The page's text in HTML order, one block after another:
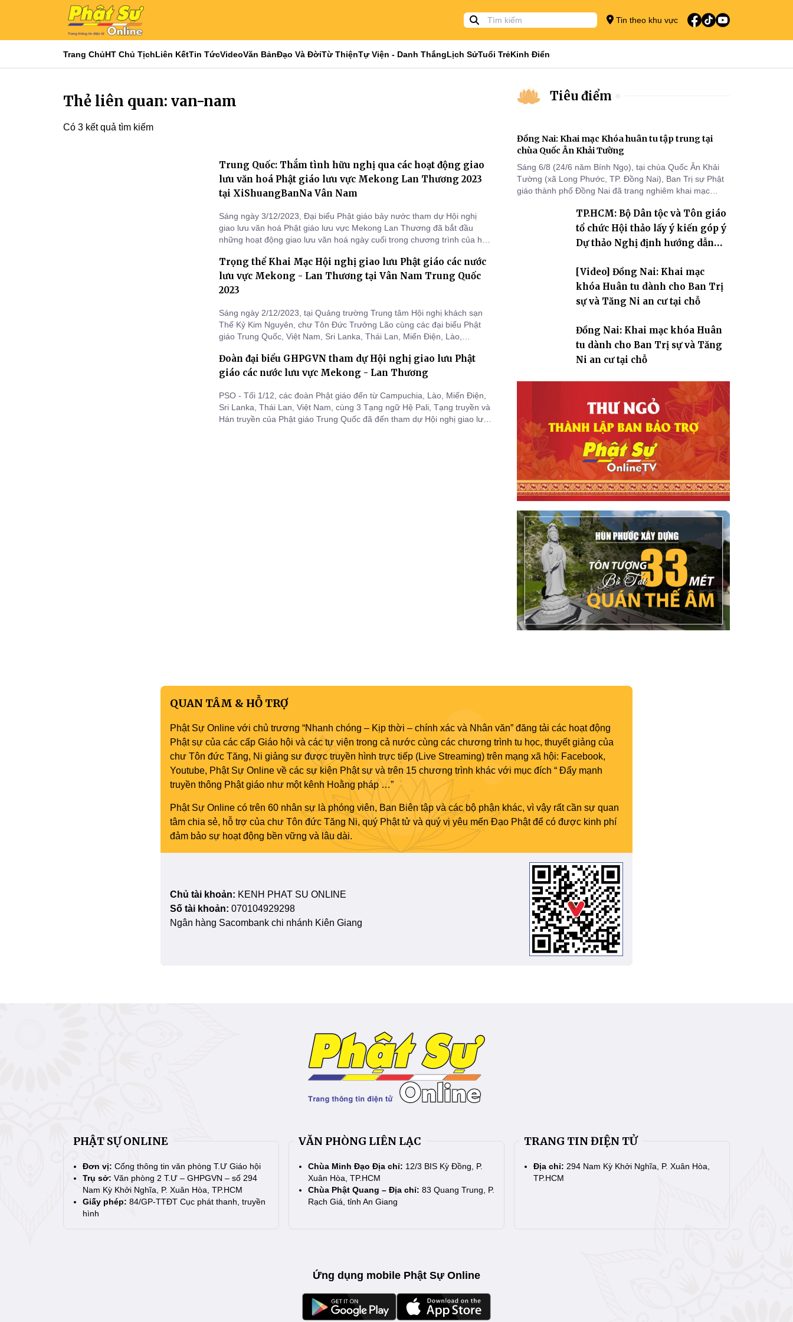
Tin theo khu vực
Trang ChủHT Chủ TịchLiên KếtTin TứcVideoVăn BảnĐạo Và ĐờiTừ ThiệnTự Viện - Danh ThắngLịch SửTuổi TrẻKinh Điển
Thẻ liên quan: van-nam
Có 3 kết quả tìm kiếm
Trung Quốc: Thắm tình hữu nghị qua các hoạt động giao
lưu văn hoá Phật giáo lưu vực Mekong Lan Thương 2023
tại XiShuangBanNa Vân Nam
Sáng ngày 3/12/2023, Đại biểu Phật giáo bảy nước tham dự Hội nghị
giao lưu văn hoá Phật giáo lưu vực Mekong Lan Thương đã bắt đầu
những hoạt động giao lưu văn hoá ngày cuối trong chương trình của hội
Thiện Tâm, Phó Chủ tịch HĐTS TƯ, Phó Trưởng ban Thường trực Ban
Phật giáo Quốc tế
Trọng thể Khai Mạc Hội nghị giao lưu Phật giáo các nước
lưu vực Mekong - Lan Thương tại Vân Nam Trung Quốc
2023
Sáng ngày 2/12/2023, tại Quảng trường Trung tâm Hội nghị khách sạn
Thế Kỷ Kim Nguyên, chư Tôn Đức Trưởng Lão cùng các đại biểu Phật
giáo Trung Quốc, Việt Nam, Sri Lanka, Thái Lan, Miến Điện, Lào,
mạc.
Đoàn đại biểu GHPGVN tham dự Hội nghị giao lưu Phật
giáo các nước lưu vực Mekong - Lan Thương
PSO - Tối 1/12, các đoàn Phật giáo đến từ Campuchia, Lào, Miến Điện,
Sri Lanka, Thái Lan, Việt Nam, cùng 3 Tạng ngữ Hệ Pali, Tạng truyền và
Hán truyền của Phật giáo Trung Quốc đã đến tham dự Hội nghị giao lưu
Tiêu điểm
Đồng Nai: Khai mạc Khóa huân tu tập trung tại
chùa Quốc Ân Khải Tường
Sáng 6/8 (24/6 năm Bính Ngọ), tại chùa Quốc Ân Khải
Tường (xã Long Phước, TP. Đồng Nai), Ban Trị sự Phật
giáo thành phố Đồng Nai đã trang nghiêm khai mạc
2570 dành cho chư Tăng hành giả an cư tại chỗ khu vực
VII, VIII và trường hạ chùa Quốc Ân Khải Tường.
TP.HCM: Bộ Dân tộc và Tôn giáo
tổ chức Hội thảo lấy ý kiến góp ý
Dự thảo Nghị định hướng dẫn
giáo
[Video] Đồng Nai: Khai mạc
khóa Huân tu dành cho Ban Trị
sự và Tăng Ni an cư tại chỗ
Đồng Nai: Khai mạc khóa Huân
tu dành cho Ban Trị sự và Tăng
Ni an cư tại chỗ
QUAN TÂM & HỖ TRỢ
Phật Sự Online với chủ trương “Nhanh chóng – Kịp thời – chính xác và Nhân văn” đăng tải các hoạt động
Phật sự của các cấp Giáo hội và các tự viện trong cả nước cùng các chương trình tu học, thuyết giảng của
chư Tôn đức Tăng, Ni giảng sư được truyền hình trực tiếp (Live Streaming) trên mạng xã hội: Facebook,
Youtube, Phật Sự Online về các sự kiện Phật sự và trên 15 chương trình khác với mục đích “ Đẩy mạnh
truyền thông Phật giáo như một kênh Hoằng pháp …”
Phật Sự Online có trên 60 nhân sự là phóng viên, Ban Biên tập và các bộ phận khác, vì vậy rất cần sự quan
tâm chia sẻ, hỗ trợ của chư Tôn đức Tăng Ni, quý Phật tử và quý vị yêu mến Đạo Phật để có được kinh phí
đảm bảo sự hoạt động bền vững và lâu dài.
Chủ tài khoản: KENH PHAT SU ONLINE
Số tài khoản: 070104929298
Ngân hàng Sacombank chi nhánh Kiên Giang
PHẬT SỰ ONLINE
Đơn vị: Cổng thông tin văn phòng T.Ư Giáo hội
Trụ sở: Văn phòng 2 T.Ư – GHPGVN – số 294
Nam Kỳ Khởi Nghĩa, P. Xuân Hòa, TP.HCM
Giấy phép: 84/GP-TTĐT Cục phát thanh, truyền
hình
VĂN PHÒNG LIÊN LẠC
Chùa Minh Đạo Địa chỉ: 12/3 BIS Kỳ Đồng, P.
Xuân Hòa, TP.HCM
Chùa Phật Quang – Địa chỉ: 83 Quang Trung, P.
Rạch Giá, tỉnh An Giang
TRANG TIN ĐIỆN TỬ
Địa chỉ: 294 Nam Kỳ Khởi Nghĩa, P. Xuân Hòa,
TP.HCM
Ứng dụng mobile Phật Sự Online